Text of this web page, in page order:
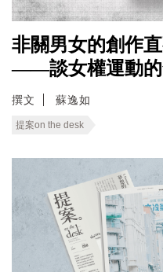
非關男女的創作
——談女權運動的
撰文 蘇逸如
提案on the desk